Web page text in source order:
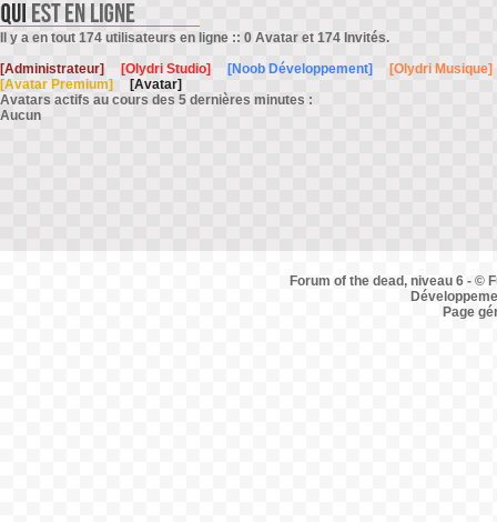
Il y a en tout 174 utilisateurs en ligne :: 0 Avatar et 174 Invités.
[Administrateur]
[Olydri Studio] [Noob Développement]
[Olydri Musique]
[Avatar Premium]
[Avatar]
Avatars actifs au cours des 5 dernières minutes :
Aucun
Forum of the dead, niveau 6 - ©
Page